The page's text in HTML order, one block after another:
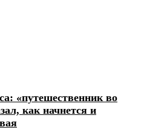
«путешественник во
как начнется и